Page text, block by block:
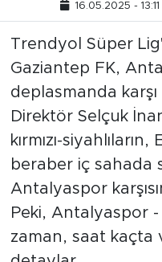
16.05.2025 - 13:11
Trendyol Süper
Gaziantep FK,
deplasmanda
Direktör Selçuk
kırmızı-
beraber iç sahada
Antalyaspor
Peki, Antalyaspor -
zaman, saat kaçta